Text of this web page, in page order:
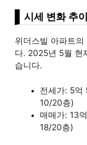
시세 변화 추이
위더스빌 아파트
다. 2025년 5월 현
습니다.
전세가: 5억
10/20층)
매매가: 13
18/20층)